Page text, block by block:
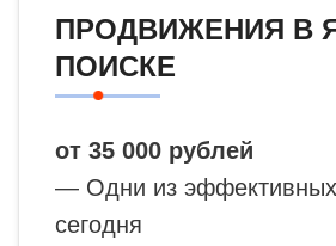
ПРОДВИЖЕНИЯ В
ПОИСКЕ
от 35 000 рублей
— Одни из эффективных
сегодня